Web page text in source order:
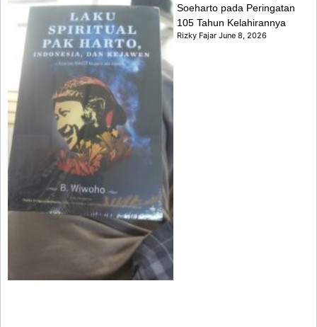
Soeharto pada Peringatan
105 Tahun Kelahirannya
Rizky FajarJune 8, 2026